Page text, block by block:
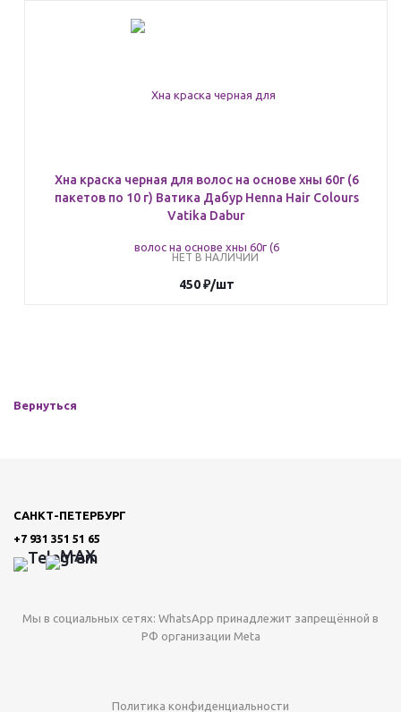
Хна краска черная для волос на основе хны 60г (6
пакетов по 10 г) Ватика Дабур Henna Hair Colours
Vatika Dabur
НЕТ В НАЛИЧИИ
450₽/шт
Вернуться
САНКТ-ПЕТЕРБУРГ
+7 931 351 51 65
Мы в социальных сетях: WhatsApp принадлежит запрещённой в
РФ организации Meta
Политика конфиденциальности